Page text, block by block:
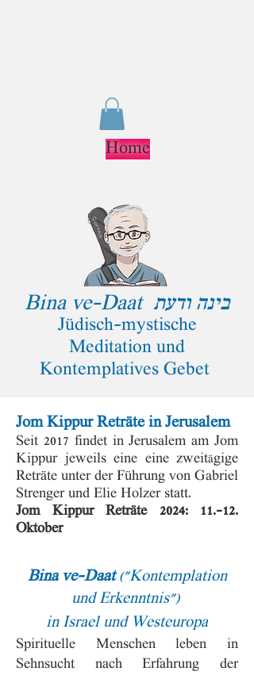
Home
Bina ve-Daat בינה ודעת
Jüdisch-mystische
Meditation und
Kontemplatives Gebet
Jom Kippur Reträte in Jerusalem
Seit 2017 findet in Jerusalem am Jom
Kippur jeweils eine eine zweitägige
Reträte unter der Führung von Gabriel
Strenger und Elie Holzer statt.
Jom Kippur Reträte 2024: 11.-12.
Oktober
Bina ve-Daat("Kontemplation
und Erkenntnis")
in Israel und Westeuropa
Spirituelle Menschen leben in
Sehnsucht nach Erfahrung der